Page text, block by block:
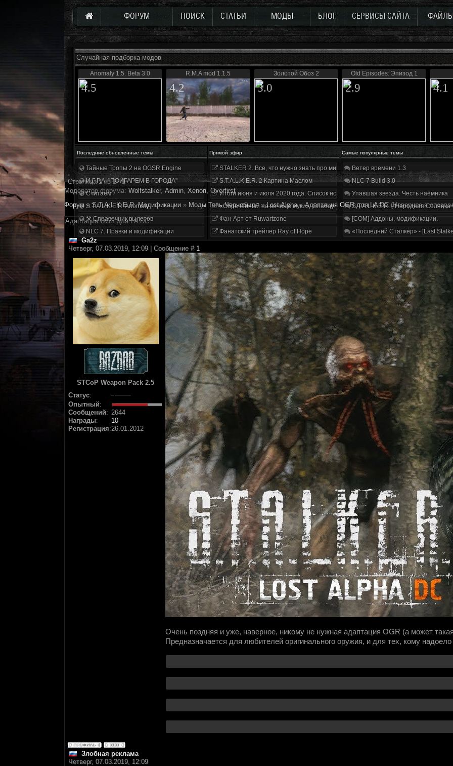
ФОРУМ ПОИСК СТАТЬИ МОДЫ БЛОГ СЕРВИСЫ САЙТА
Случайная подборка модов
Anomaly 1.5. Beta 3.0
4.5
R.M.A mod 1.1.5
4.2
Золотой Обоз 2
3.0
Old Episodes: Эпизод 1
2.9 4.1
Последние обновленные темы Прямой эфир Самые популярные темы
Тайные Тропы 2 на OGSR Engine
И.Г.Р.А. "ПОИГАРЕМ В ГОРОДА"
Считаем
S.T.A.L.K.E.R. Anomaly
⚒ Справочник вылетов
NLC 7. Правки и модификации
STALKER 2. Все, что нужно знать про мир, геймплей и сюжет | Разбор трейлера
S.T.A.L.K.E.R. 2 Картина Маслом
Итоги июня и июля 2020 года. Список нововведений
«Обречённый на вечные муки». Слабоумие и отвага
Фан-Арт от Ruwartzone
Фанатский трейлер Ray of Hope
Ветер времени 1.3
NLC 7 Build 3.0
Упавшая звезда. Честь наёмника
S.T.A.L.K.E.R. - Народная
[COM] Аддоны, модификации.
«Последний Сталкер» - [Last
Страница1из1
1
Модератор форума: Wolfstalker, Аdmin, Xenon, Overfirst
Форум » S.T.A.L.K.E.R. Модификации » Моды Тень Чернобыля » Lost Alpha » Адаптация OGR для LA DC (Наверное я
Адаптация OGR для LA DC
Ga2z
Четверг, 07.03.2019, 12:09 | Сообщение # 1
STCoP Weapon Pack 2.5
Статус:
Опытный:
Сообщений: 2644
Награды:
10
Регистрация:26.01.2012
Очень поздняя и уже, наверное, никому не нужная адаптация OGR (а может
Предназначается для любителей оригинального оружия, и для тех, кому
Злобная реклама
Четверг, 07.03.2019, 12:09